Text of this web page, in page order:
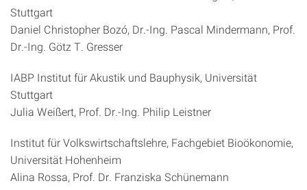
Stuttgart
Daniel Christopher Bozó, Dr.-Ing. Pascal Mindermann, Prof.
Dr.-Ing. Götz T. Gresser
IABP Institut für Akustik und Bauphysik, Universität
Stuttgart
Julia Weißert, Prof. Dr.-Ing. Philip Leistner
Institut für Volkswirtschaftslehre, Fachgebiet Bioökonomie,
Universität Hohenheim
Alina Rossa, Prof. Dr. Franziska Schünemann